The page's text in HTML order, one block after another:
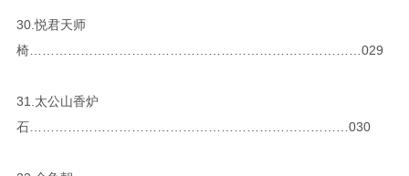
30.悦君天师
椅……………………………………………………………………029
31.太公山香炉
石…………………………………………………………………030